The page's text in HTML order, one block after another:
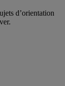
d’orientation